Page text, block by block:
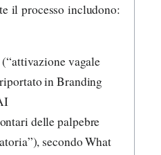
il processo includono:
vagale
in Branding
delle palpebre
secondo What